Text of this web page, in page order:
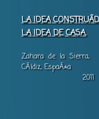
LA IDEA
LA IDEA DE CASA.
Zahara de la Sierra,
CÃ¡diz, EspaÃ±a
2011